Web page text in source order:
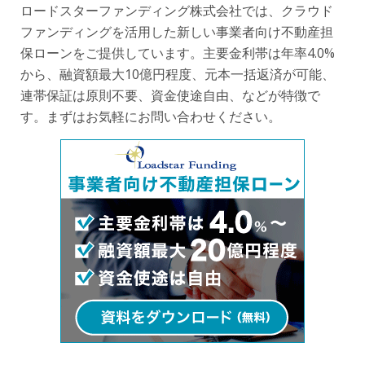
ロードスターファンディング株式会社では、クラウド
ファンディングを活用した新しい事業者向け不動産担
保ローンをご提供しています。主要金利帯は年率4.0%
から、融資額最大10億円程度、元本一括返済が可能、
連帯保証は原則不要、資金使途自由、などが特徴で
す。まずはお気軽にお問い合わせください。